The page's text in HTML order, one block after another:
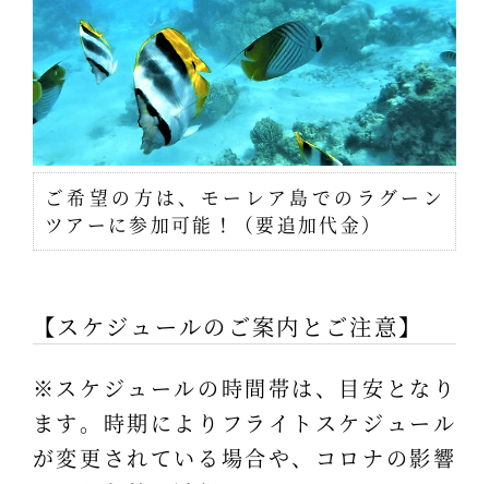
ご希望の方は、モーレア島でのラグーン
ツアーに参加可能！（要追加代金）
【スケジュールのご案内とご注意】
※スケジュールの時間帯は、目安となり
ます。時期によりフライトスケジュール
が変更されている場合や、コロナの影響